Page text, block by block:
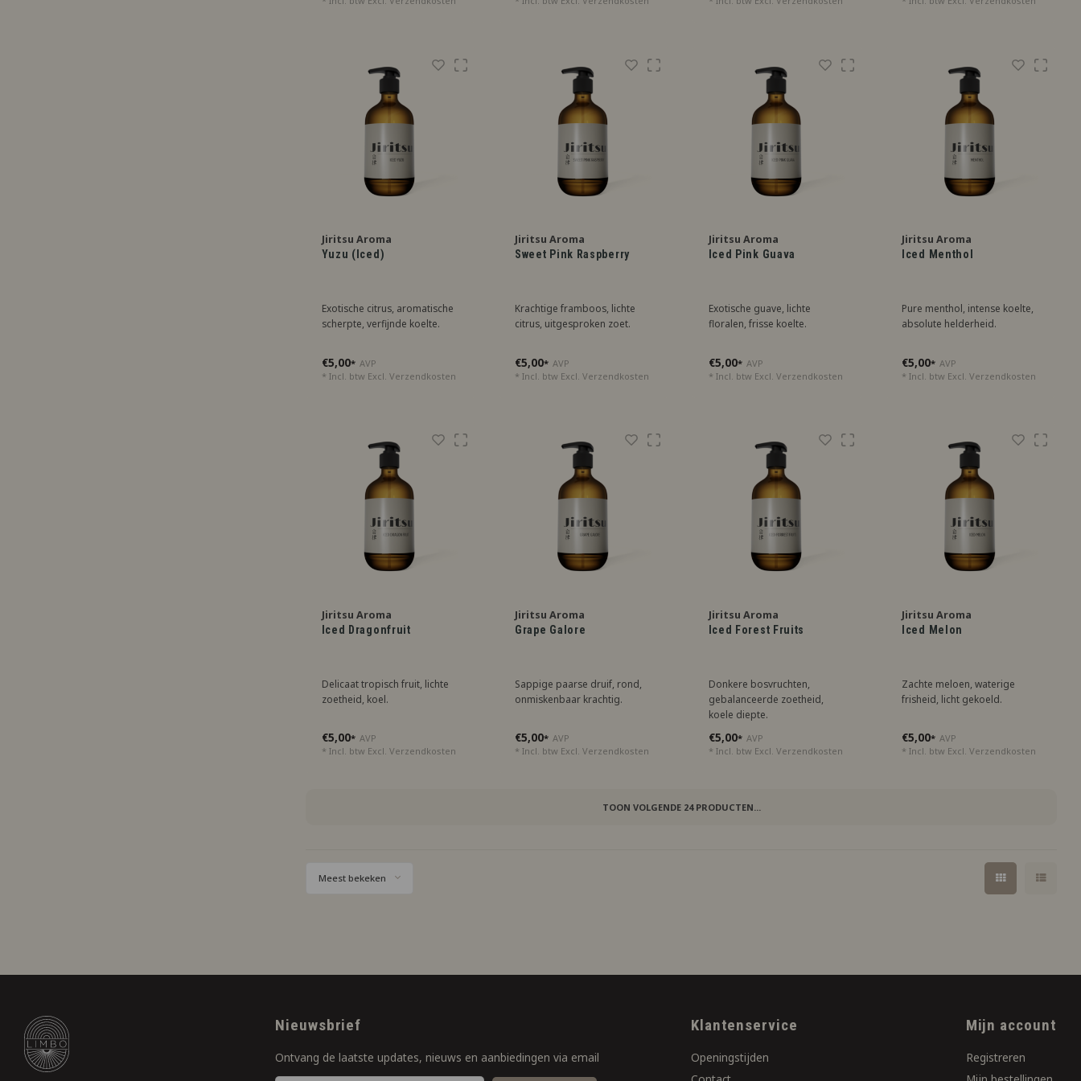
Jiritsu Aroma
Yuzu (Iced)
Exotische citrus, aromatische
scherpte, verfijnde koelte.
€5,00* AVP
* Incl. btw Excl. Verzendkosten
Jiritsu Aroma
Sweet Pink Raspberry
Krachtige framboos, lichte
citrus, uitgesproken zoet.
€5,00* AVP
* Incl. btw Excl. Verzendkosten
Jiritsu Aroma
Iced Pink Guava
Exotische guave, lichte
floralen, frisse koelte.
€5,00* AVP
* Incl. btw Excl. Verzendkosten
Jiritsu Aroma
Iced Menthol
Pure menthol, intense koelte,
absolute helderheid.
€5,00* AVP
* Incl. btw Excl. Verzendkosten
Jiritsu Aroma
Iced Dragonfruit
Delicaat tropisch fruit, lichte
zoetheid, koel.
€5,00* AVP
* Incl. btw Excl. Verzendkosten
Jiritsu Aroma
Grape Galore
Sappige paarse druif, rond,
onmiskenbaar krachtig.
€5,00* AVP
* Incl. btw Excl. Verzendkosten
Jiritsu Aroma
Iced Forest Fruits
Donkere bosvruchten,
gebalanceerde zoetheid,
koele diepte.
€5,00* AVP
* Incl. btw Excl. Verzendkosten
Jiritsu Aroma
Iced Melon
Zachte meloen, waterige
frisheid, licht gekoeld.
€5,00* AVP
* Incl. btw Excl. Verzendkosten
TOON VOLGENDE 24PRODUCTEN...
Meest bekeken
Nieuwsbrief
Ontvang de laatste updates, nieuws en aanbiedingen via email
Klantenservice
Openingstijden
Mijn account
Registreren